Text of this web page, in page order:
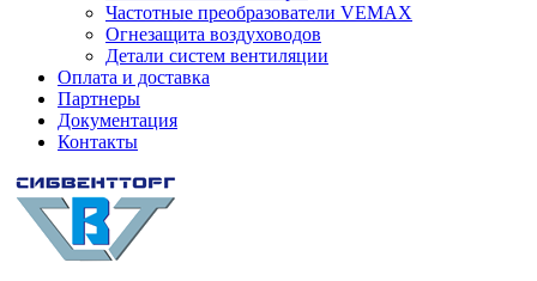
Частотные преобразователи VEMAX
Огнезащита воздуховодов
Детали систем вентиляции
Оплата и доставка
Партнеры
Документация
Контакты